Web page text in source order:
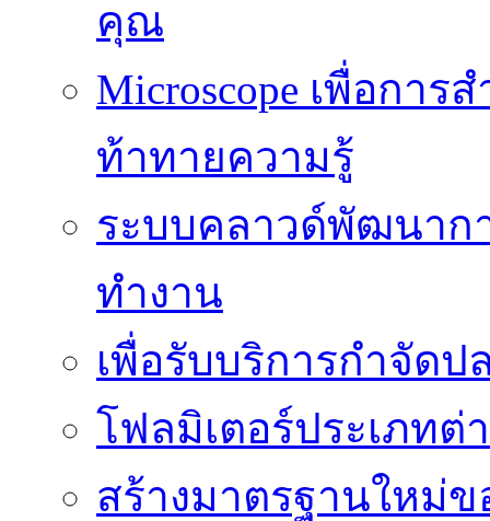
คุณ
Microscope เพื่อกา
ท้าทายความรู้
ระบบคลาวด์พัฒนาก
ทำงาน
เพื่อรับบริการกำจัด
โฟลมิเตอร์ประเภทต่
สร้างมาตรฐานใหม่ข